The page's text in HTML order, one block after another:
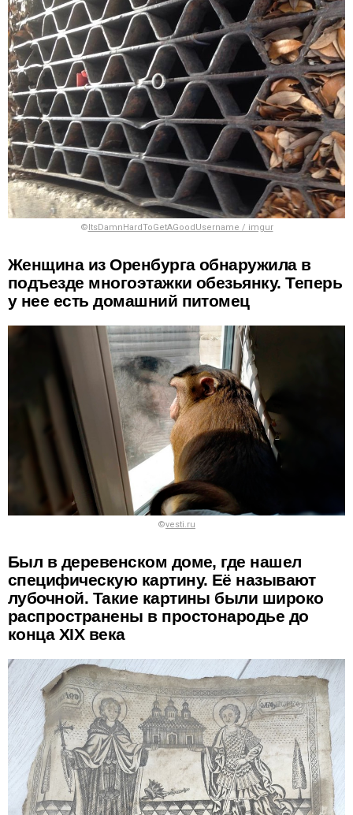
© ItsDamnHardToGetAGoodUsername / imgur
Женщина из Оренбурга обнаружила в
подъезде многоэтажки обезьянку. Теперь
у нее есть домашний питомец
©vesti.ru
Был в деревенском доме, где нашел
специфическую картину. Её называют
лубочной. Такие картины были широко
распространены в простонародье до
конца XIX века